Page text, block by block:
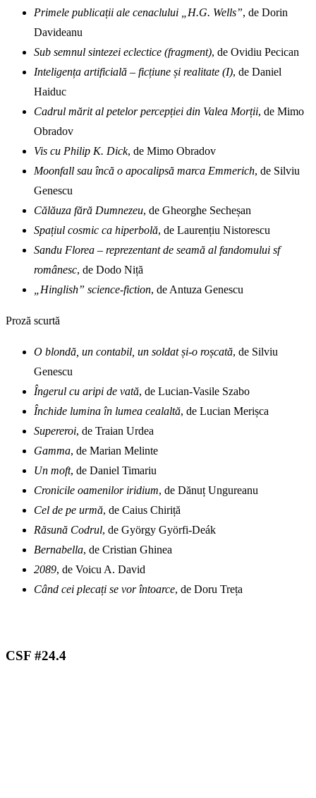
Primele publicații ale cenaclului „H.G. Wells”, de Dorin
Davideanu
Sub semnul sintezei eclectice (fragment), de Ovidiu Pecican
Inteligența artificială – ficțiune și realitate (I), de Daniel
Haiduc
Cadrul mărit al petelor percepției din Valea Morții, de Mimo
Obradov
Vis cu Philip K. Dick, de Mimo Obradov
Moonfall sau încă o apocalipsă marca Emmerich, de Silviu
Genescu
Călăuza fără Dumnezeu, de Gheorghe Secheșan
Spațiul cosmic ca hiperbolă, de Laurențiu Nistorescu
Sandu Florea – reprezentant de seamă al fandomului sf
românesc, de Dodo Niță
„Hinglish” science-fiction, de Antuza Genescu
Proză scurtă
O blondă, un contabil, un soldat și-o roșcată, de Silviu
Genescu
Îngerul cu aripi de vată, de Lucian-Vasile Szabo
Închide lumina în lumea cealaltă, de Lucian Merișca
Supereroi, de Traian Urdea
Gamma, de Marian Melinte
Un moft, de Daniel Timariu
Cronicile oamenilor iridium, de Dănuț Ungureanu
Cel de pe urmă, de Caius Chiriță
Răsună Codrul, de György Györfi-Deák
Bernabella, de Cristian Ghinea
2089, de Voicu A. David
Când cei plecați se vor întoarce, de Doru Treța
CSF #24.4